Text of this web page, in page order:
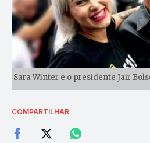
Sara Winter e o presidente Jair
COMPARTILHAR